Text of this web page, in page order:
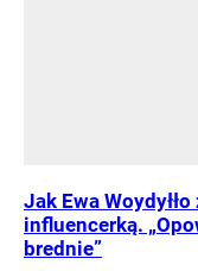
Jak Ewa
influencerką.
brednie”